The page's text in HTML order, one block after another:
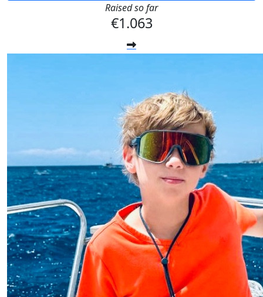
Raised so far
€1.063